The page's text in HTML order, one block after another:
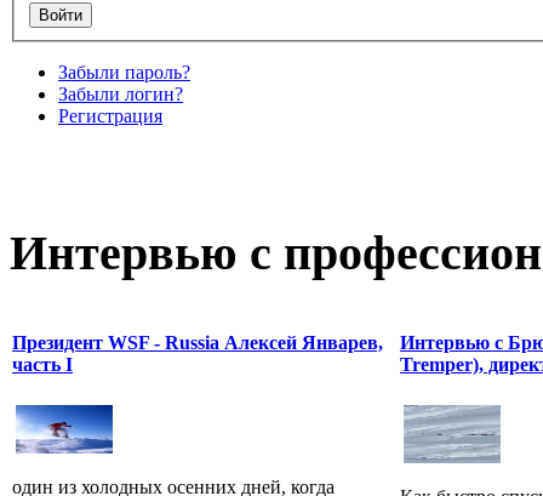
Забыли пароль?
Забыли логин?
Регистрация
Интервью с
Президент WSF - Russia Алексей Январев,
часть I
один из холодных осенних дней, когда
Интервью с
Tremper),